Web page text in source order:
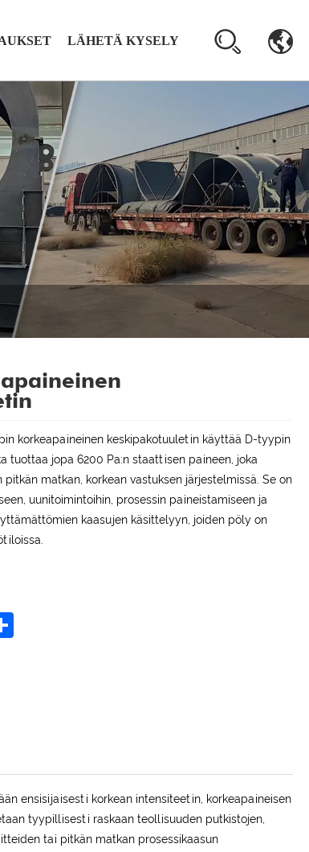
LÄHETÄ KYSELY
korkeapaineinen keskipakotuuletin käyttää D-tyypin
tuottaa jopa 6200 Pa:n staattisen paineen, joka
matkan, korkean vastuksen järjestelmissä. Se on
uunitoimintoihin, prosessin paineistamiseen ja
kaasujen käsittelyyn, joiden pöly on
Share
ensisijaisesti korkean intensiteetin, korkeapaineisen
tyypillisesti raskaan teollisuuden putkistojen,
tai pitkän matkan prosessikaasun